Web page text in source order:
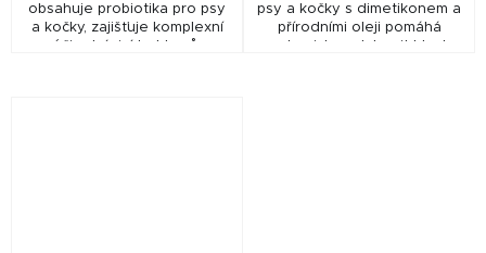
obsahuje probiotika pro psy
a kočky, zajišťuje komplexní
péči o trávicí trakt psů a
psy a kočky s dimetikonem a
přírodními oleji pomáhá
mechanicky odstranit blechy